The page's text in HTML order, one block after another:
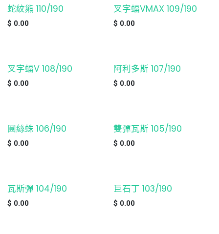
缺貨
蛇紋熊 110/190
$ 0.00
缺貨
叉字蝠VMAX 109/190
$ 0.00
缺貨
叉字蝠V 108/190
$ 0.00
缺貨
阿利多斯 107/190
$ 0.00
缺貨
圓絲蛛 106/190
$ 0.00
缺貨
雙彈瓦斯 105/190
$ 0.00
缺貨
瓦斯彈 104/190
$ 0.00
缺貨
巨石丁 103/190
$ 0.00